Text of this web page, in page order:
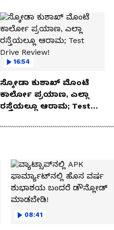
16:54
ಸ್ಕೋಡಾ ಕುಶಾಖ್ ಮೊಂಟೆ
ಕಾರ್ಲೋ ಪ್ರಯಾಣ, ಎಲ್ಲಾ
ರಸ್ತೆಯಲ್ಲೂ ಆರಾಮ; Test
08:41